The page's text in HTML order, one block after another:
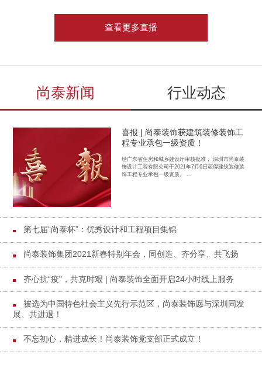
查看更多直播
尚泰新闻 行业动态
喜报 | 尚泰装饰获建筑装修装饰工
程专业承包一级资质！
经广东省住房和城乡建设厅审核批准， 深圳市尚泰装
饰设计工程有限公司于2021年7月6日获得建筑装修装
饰工程专业承包一级资质。 ...
第七届“尚泰杯”：优秀设计和工程项目集锦
尚泰装饰集团2021新春特别年会，同创造、齐分享、共飞扬
齐心抗“疫”，共克时艰 | 尚泰装饰全面开启24小时线上服务
被选为中国特色社会主义先行示范区，尚泰装饰愿与深圳同发
展、共进退！
不忘初心，精进成长！尚泰装饰党支部正式成立！